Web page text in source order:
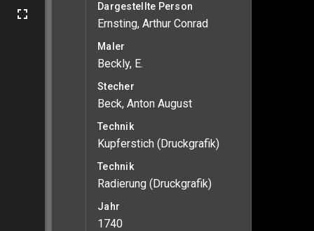
Dargestellte Person
Ernsting, Arthur Conrad
Maler
Beckly, E.
Stecher
Beck, Anton August
Technik
Kupferstich (Druckgrafik)
Technik
Radierung (Druckgrafik)
Jahr
1740